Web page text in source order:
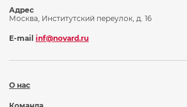
О нас
Адрес
Москва, Институтский переулок, д. 16
E-mail inf@novard.ru